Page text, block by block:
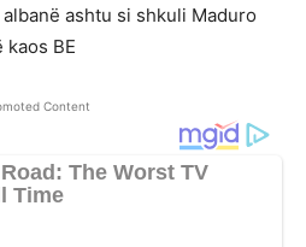
ashtu si shkuli Maduro
BE
Content